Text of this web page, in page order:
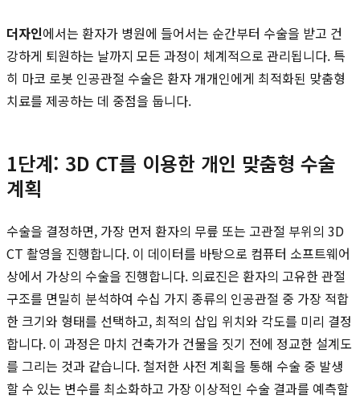
더자인에서는 환자가 병원에 들어서는 순간부터 수술을 받고 건
강하게 퇴원하는 날까지 모든 과정이 체계적으로 관리됩니다. 특
히 마코 로봇 인공관절 수술은 환자 개개인에게 최적화된 맞춤형
치료를 제공하는 데 중점을 둡니다.
1단계: 3D CT를 이용한 개인 맞춤형 수술
계획
수술을 결정하면, 가장 먼저 환자의 무릎 또는 고관절 부위의 3D
CT 촬영을 진행합니다. 이 데이터를 바탕으로 컴퓨터 소프트웨어
상에서 가상의 수술을 진행합니다. 의료진은 환자의 고유한 관절
구조를 면밀히 분석하여 수십 가지 종류의 인공관절 중 가장 적합
한 크기와 형태를 선택하고, 최적의 삽입 위치와 각도를 미리 결정
합니다. 이 과정은 마치 건축가가 건물을 짓기 전에 정교한 설계도
를 그리는 것과 같습니다. 철저한 사전 계획을 통해 수술 중 발생
할 수 있는 변수를 최소화하고 가장 이상적인 수술 결과를 예측할